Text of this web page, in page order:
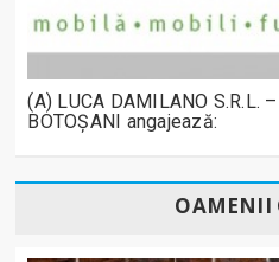
(A) LUCA DAMILANO S.R.L.
BOTOȘANI angajează:
OAMENII